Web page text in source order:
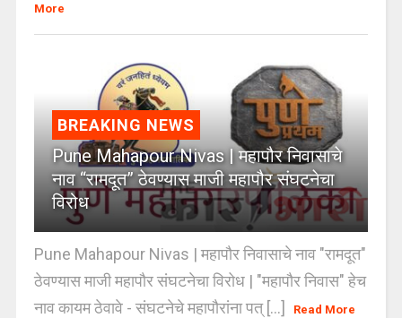
More
BREAKING NEWS
Pune Mahapour Nivas | महापौर निवासाचे
नाव “रामदूत” ठेवण्यास माजी महापौर संघटनेचा
विरोध
Pune Mahapour Nivas | महापौर निवासाचे नाव "रामदूत"
ठेवण्यास माजी महापौर संघटनेचा विरोध | "महापौर निवास" हेच
नाव कायम ठेवावे - संघटनेचे महापौरांना पत् [...]
Read More